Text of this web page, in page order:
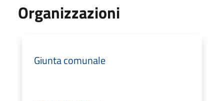
Organizzazioni
Giunta comunale